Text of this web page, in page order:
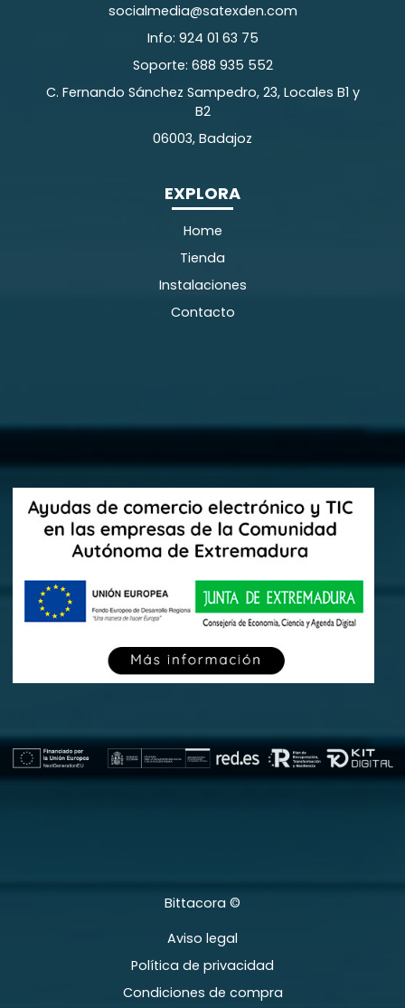
EXPLORA
Home
Tienda
Instalaciones
Contacto
socialmedia@satexden.com
Info: 924 01 63 75
Soporte: 688 935 552
C. Fernando Sánchez Sampedro, 23, Locales B1 y
B2
06003, Badajoz
Bittacora ©
Aviso legal
Política de privacidad
Condiciones de compra